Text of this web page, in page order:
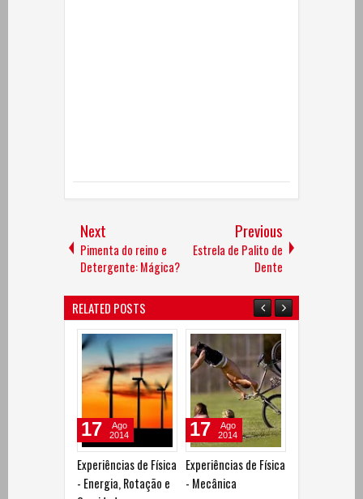
Next
Pimenta do reino e
Detergente: Mágica?
Previous
Estrela de Palito de
Dente
RELATED POSTS
Experiências de Física
- Energia, Rotação e
17
Ago
2014
Experiências de Física
- Mecânica
17
Ago
2014